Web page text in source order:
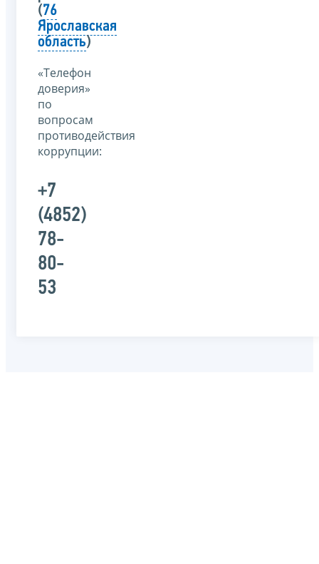
(76
Ярославская
область)
«Телефон
доверия»
по
вопросам
противодействия
коррупции:
+7
(4852)
78-
80-
53